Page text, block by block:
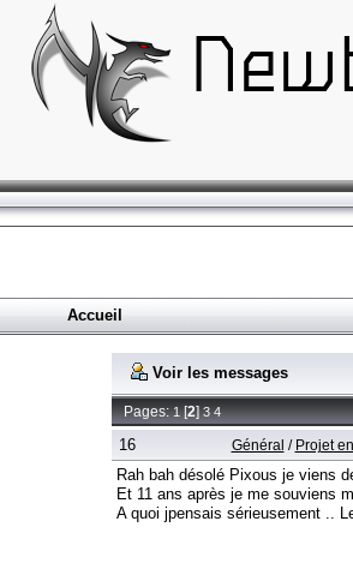
Accueil
Voir les messages
Pages:1[2]3 4
16 Général / Projet
Rah bah désolé Pixous je viens
Et 11 ans après je me souviens
A quoi jpensais sérieusement ..